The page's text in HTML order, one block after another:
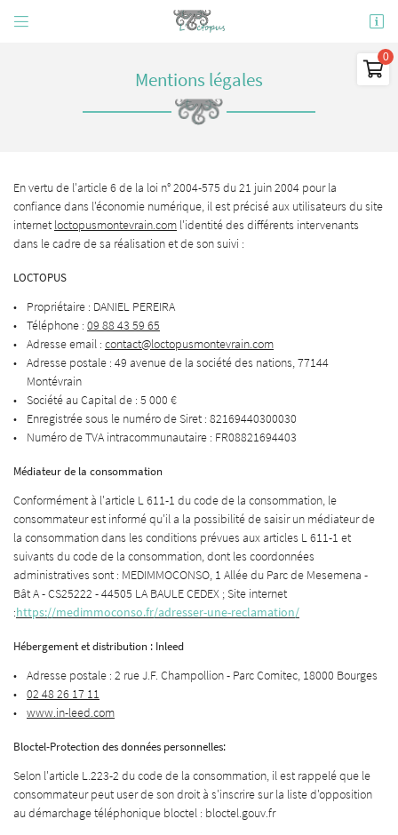
 
49 avenue de la société des nations

VALIDER VOTRE PANIER
 Adresse email de réception
 Recopier le code ci-contre
Rafraîchir le captcha
formulaire de désinscription.
INSCRIPTION
Mentions légales
En vertu de l'article 6 de la loi n° 2004-575 du 21 juin 2004 pour la
confiance dans l'économie numérique, il est précisé aux utilisateurs du site
internet loctopusmontevrain.com l'identité des différents intervenants
dans le cadre de sa réalisation et de son suivi :
LOCTOPUS
Propriétaire : DANIEL PEREIRA
Téléphone : 09 88 43 59 65
Adresse email :
Adresse postale : 49 avenue de la société des nations, 77144
Montévrain
Société au Capital de : 5 000 €
Enregistrée sous le numéro de Siret : 82169440300030
Numéro de TVA intracommunautaire : FR08821694403
Médiateur de la consommation
Conformément à l'article L 611-1 du code de la consommation, le
consommateur est informé qu'il a la possibilité de saisir un médiateur de
la consommation dans les conditions prévues aux articles L 611-1 et
suivants du code de la consommation, dont les coordonnées
administratives sont : MEDIMMOCONSO, 1 Allée du Parc de Mesemena -
Bât A - CS25222 - 44505 LA BAULE CEDEX ; Site internet
:https://medimmoconso.fr/adresser-une-reclamation/
Hébergement et distribution : Inleed
Adresse postale : 2 rue J.F. Champollion - Parc Comitec, 18000 Bourges
02 48 26 17 11
www.in-leed.com
Bloctel-Protection des données personnelles:
Selon l'article L.223-2 du code de la consommation, il est rappelé que le
consommateur peut user de son droit à s'inscrire sur la liste d'opposition
au démarchage téléphonique bloctel : bloctel.gouv.fr